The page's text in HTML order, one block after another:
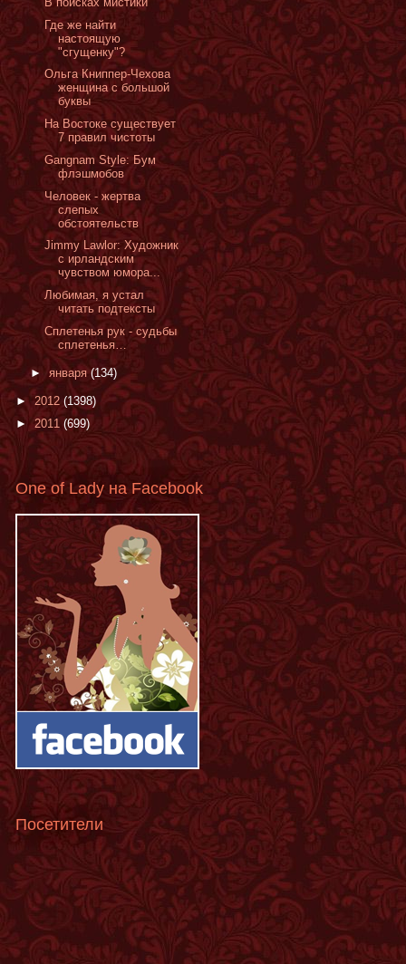
Где же найти
настоящую
"сгущенку"?
Ольга Книппер-Чехова
женщина с большой
буквы
На Востоке существует
7 правил чистоты
Gangnam Style: Бум
флэшмобов
Человек - жертва
слепых
обстоятельств
Jimmy Lawlor: Художник
с ирландским
чувством юмора...
Любимая, я устал
читать подтексты
Сплетенья рук - cудьбы
сплетенья…
► января(134)
► 2012 (1398)
► 2011 (699)
One of Lady на Facebook
Посетители